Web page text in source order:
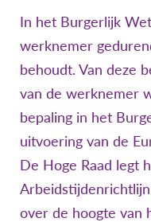
In het Burgerlijk
werknemer
behoudt. Van deze
van de werknemer
bepaling in het
uitvoering van de
De Hoge Raad legt
over de hoogte van